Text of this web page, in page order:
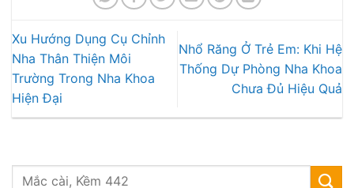
Xu Hướng Dụng Cụ Chỉnh
Nha Thân Thiện Môi
Trường Trong Nha Khoa
Hiện Đại
Nhổ Răng Ở Trẻ Em: Khi Hệ
Thống Dự Phòng Nha Khoa
Chưa Đủ Hiệu Quả